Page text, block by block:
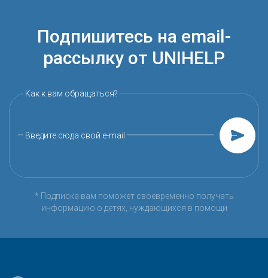
Подпишитесь на email-
рассылку от UNIHELP
Как к вам обращаться?
Введите сюда свой e-mail
* Подписка вам поможет своевременно получать
информацию о детях, нуждающихся в помощи